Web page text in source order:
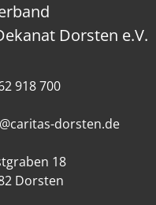
Dorsten e.V.
918 700
dorsten.de
18
Dorsten